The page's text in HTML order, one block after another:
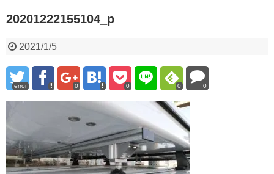
20201222155104_p
2021/1/5
error 0 0 0 0